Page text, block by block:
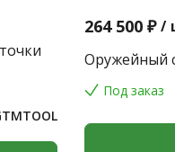
264 500 ₽ /
Оружейный
Под заказ